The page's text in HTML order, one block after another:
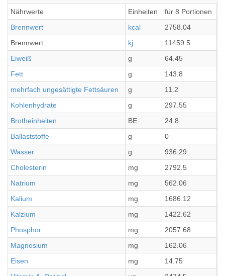
Nährwerte
Einheiten für 8 Portionen
Brennwert
kcal 2758.04
Brennwert
kj 11459.5
Eiweiß
g 64.45
Fett
g 143.8
mehrfach ungesättigte Fettsäuren
g 11.2
Kohlenhydrate
g 297.55
Brotheinheiten
BE 24.8
Ballaststoffe
g 0
Wasser
g 936.29
Cholesterin
mg 2792.5
Natrium
mg 562.06
Kalium
mg 1686.12
Kalzium
mg 1422.62
Phosphor
mg 2057.68
Magnesium
mg 162.06
Eisen
mg 14.75